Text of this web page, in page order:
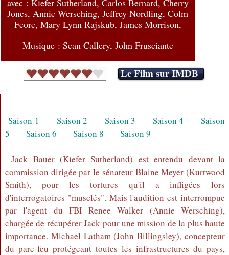
avec : Kiefer Sutherland, Carlos Bernard, Cherry
Jones, Annie Wersching, Jeffrey Nordling, Colm
Feore, Mary Lynn Rajskub, James Morrison,
Musique : Sean Callery, John Frusciante
Le Film sur IMDB
Saison 1 Saison 2 Saison 3 Saison 4
Saison
5
Saison 6 Saison 8 Saison 9
Jack Bauer (Kiefer Sutherland) est entendu devant la
commission dirigée par le sénateur Blaine Meyer (Kurtwood
Smith), pour les tortures qu'il a infligées lors
d'interrogatoires "musclés". Mais l'audition est interrompue
par l'agent du FBI Renee Walker (Annie Wersching),
chargée de récupérer Jack pour une mission de la plus haute
importance. Michael Latham (John Billingsley), concepteur
du pare-feu protégeant toutes les infrastructures du pays,